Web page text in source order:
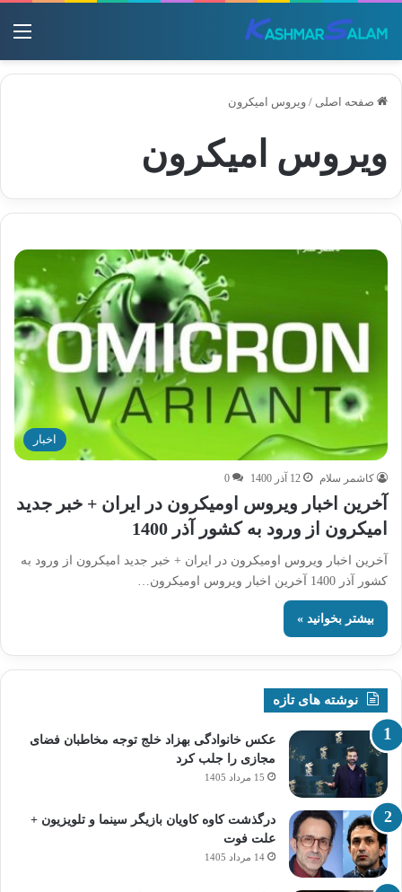
صفحه اصلی / ویروس امیکرون
ویروس امیکرون
اخبار
کاشمر سلام 12 آذر 1400 0
آخرین اخبار ویروس اومیکرون در ایران + خبر جدید
امیکرون از ورود به کشور آذر 1400
آخرین اخبار ویروس اومیکرون در ایران + خبر جدید امیکرون از ورود به
کشور آذر 1400 آخرین اخبار ویروس اومیکرون…
بیشتر بخوانید »
نوشته های تازه
عکس خانوادگی بهزاد خلج توجه مخاطبان فضای
مجازی را جلب کرد
15 مرداد 1405
درگذشت کاوه کاویان بازیگر سینما و تلویزیون +
علت فوت
14 مرداد 1405